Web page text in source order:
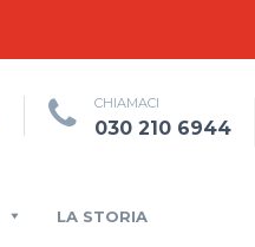
CHIAMACI
030 210 6944
LA STORIA